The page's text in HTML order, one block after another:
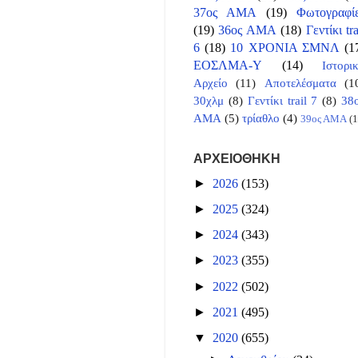
37ος ΑΜΑ
(19)
(19) 36ος ΑΜΑ (18) Γεντίκι
6 (18) 10 ΧΡΟΝΙΑ ΣΜΝΛ
ΕΟΣΛΜΑ-Υ
(14)
Αρχείο
(11) Αποτελέσματα
30χλμ (8) Γεντίκι trail 7 (8)
ΑΜΑ (5) τρίαθλο (4) 39ος ΑΜΑ
ΑΡΧΕΙΟΘΗΚΗ
► 2026 (153)
► 2025 (324)
► 2024 (343)
► 2023 (355)
► 2022 (502)
► 2021 (495)
▼ 2020 (655)